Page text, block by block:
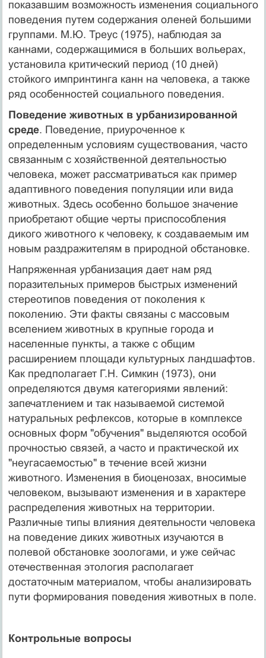
показавшим возможность изменения социального
поведения путем содержания оленей большими
группами. М.Ю. Треус (1975), наблюдая за
каннами, содержащимися в больших вольерах,
установила критический период (10 дней)
стойкого импринтинга канн на человека, а также
ряд особенностей социального поведения.
Поведение животных в урбанизированной
среде. Поведение, приуроченное к
определенным условиям существования, часто
связанным с хозяйственной деятельностью
человека, может рассматриваться как пример
адаптивного поведения популяции или вида
животных. Здесь особенно большое значение
приобретают общие черты приспособления
дикого животного к человеку, к создаваемым им
новым раздражителям в природной обстановке.
Напряженная урбанизация дает нам ряд
поразительных примеров быстрых изменений
стереотипов поведения от поколения к
поколению. Эти факты связаны с массовым
вселением животных в крупные города и
населенные пункты, а также с общим
расширением площади культурных ландшафтов.
Как предполагает Г.Н. Симкин (1973), они
определяются двумя категориями явлений:
запечатлением и так называемой системой
натуральных рефлексов, которые в комплексе
основных форм "обучения" выделяются особой
прочностью связей, а часто и практической их
"неугасаемостью" в течение всей жизни
животного. Изменения в биоценозах, вносимые
человеком, вызывают изменения и в характере
распределения животных на территории.
Различные типы влияния деятельности человека
на поведение диких животных изучаются в
полевой обстановке зоологами, и уже сейчас
отечественная этология располагает
достаточным материалом, чтобы анализировать
пути формирования поведения животных в поле.
Контрольные вопросы